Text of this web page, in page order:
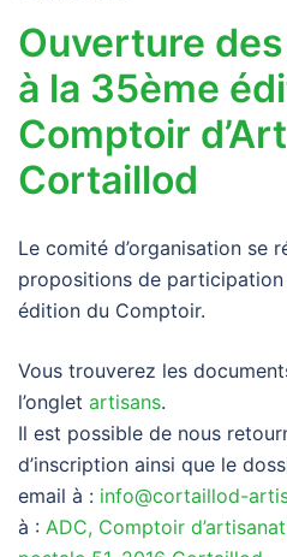
Ouverture
à la 35ème
Comptoir
Cortaillod
Le comité d’organisation se
propositions de
édition du Comptoir.
Vous trouverez les
l’onglet artisans.
Il est possible de nous
d’inscription ainsi que le
email à : info@cortaillod-
à : ADC, Comptoir